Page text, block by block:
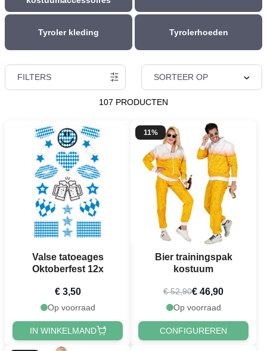
Tyroler kleding Tyrolerhoeden
FILTERS SORTEER OP
107 PRODUCTEN
Valse tatoeages
Oktoberfest 12x
€ 3,50
Op voorraad
IN WINKELMAND
11%
Bier trainingspak
kostuum
€ 52,90€ 46,90
Op voorraad
CONFIGUREREN